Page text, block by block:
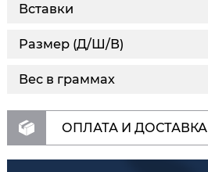
Вставки
Размер (Д/Ш/В)
Вес в граммах
ОПЛАТА И ДОСТАВКА